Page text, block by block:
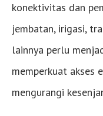
konektivitas dan
jembatan, irigasi,
lainnya perlu
memperkuat akses
mengurangi